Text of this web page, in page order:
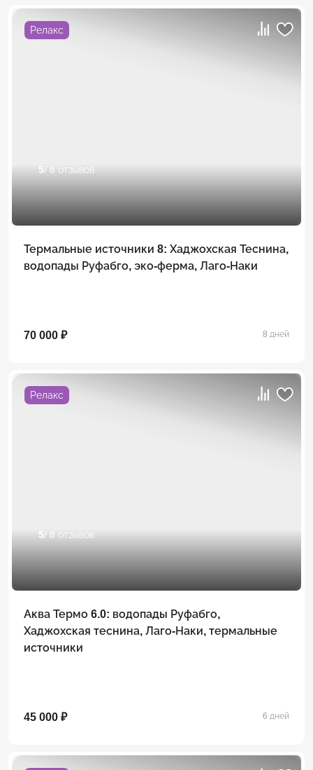
Релакс
5/ 8 отзывов
Термальные источники 8: Хаджохская Теснина,
водопады Руфабго, эко-ферма, Лаго-Наки
70 000 ₽ 8 дней
Релакс
5/ 8 отзывов
Аква Термо 6.0: водопады Руфабго,
Хаджохская теснина, Лаго-Наки, термальные
источники
45 000 ₽ 6 дней